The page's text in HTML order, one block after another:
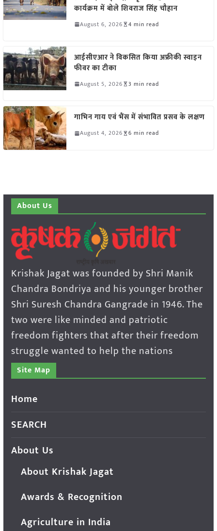
कार्यक्रम में बोले शिवराज सिंह चौहान
August 6, 2026 4 min read
आईसीएआर ने विकसित किया अफ्रीकी स्वाइन
फीवर का टीका
August 5, 2026 3 min read
गाभिन गाय एवं भैंस में संभावित प्रसव के लक्षण
August 4, 2026 6 min read
About Us
Krishak Jagat was founded by Shri Manik
Chandra Bondriya and his younger brother
Shri Suresh Chandra Gangrade in 1946. The
two were like minded and patriotic
freedom fighters that after their freedom
struggle wanted to help the nations
Site Map
Home
SEARCH
About Us
About Krishak Jagat
Awards & Recognition
Agriculture in India